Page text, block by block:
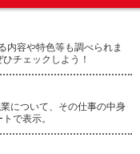
内容や特色等も調べられま
チェックしよう！
について、その仕事の中身
で表示。